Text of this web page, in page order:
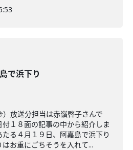
で浜下り
）放送分担当は赤嶺啓子さんで
１８面の記事の中から紹介しま
る４月１９日、阿嘉島で浜下り
お重にごちそうを入れて...